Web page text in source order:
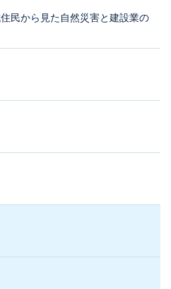
民から見た自然災害と建設業の